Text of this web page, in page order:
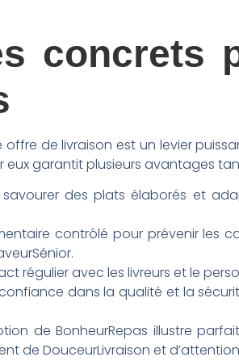
concrets
de livraison est un levier
garantit plusieurs avantages
des plats élaborés et
contrôlé pour prévenir les
régulier avec les livreurs et le
dans la qualité et la
de BonheurRepas illustre
de DouceurLivraison et